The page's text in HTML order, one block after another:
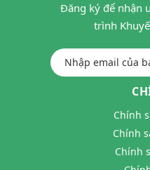
Đăng ký để nhận
trình
Chính
Chính
Chính